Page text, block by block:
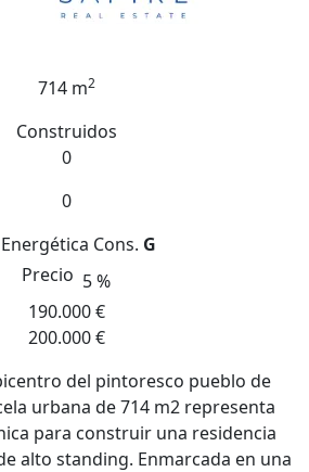
714 m2
Construidos
0
0
Cons. G
Precio 5 %
190.000 €
200.000 €
del pintoresco pueblo de
urbana de 714 m2 representa
para construir una residencia
alto standing. Enmarcada en una